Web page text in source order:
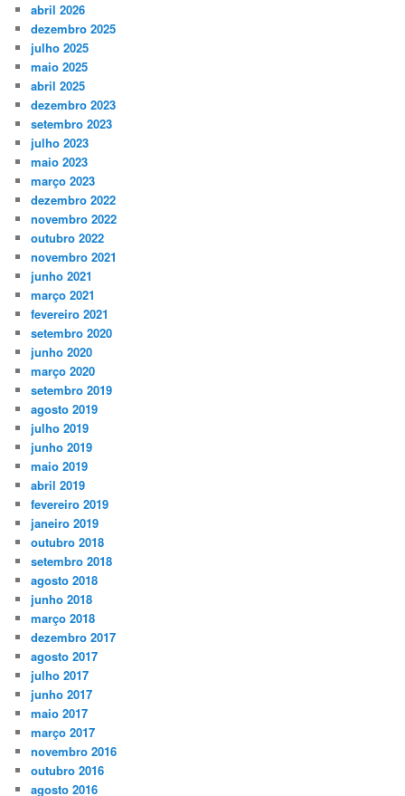
abril 2026
dezembro 2025
julho 2025
maio 2025
abril 2025
dezembro 2023
setembro 2023
julho 2023
maio 2023
março 2023
dezembro 2022
novembro 2022
outubro 2022
novembro 2021
junho 2021
março 2021
fevereiro 2021
setembro 2020
junho 2020
março 2020
setembro 2019
agosto 2019
julho 2019
junho 2019
maio 2019
abril 2019
fevereiro 2019
janeiro 2019
outubro 2018
setembro 2018
agosto 2018
junho 2018
março 2018
dezembro 2017
agosto 2017
julho 2017
junho 2017
maio 2017
março 2017
novembro 2016
outubro 2016
agosto 2016